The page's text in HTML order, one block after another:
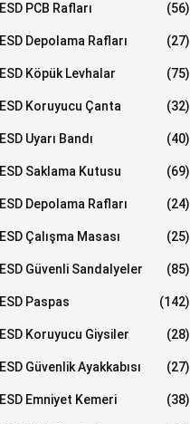
ESD PCB Rafları (56)
ESD Depolama Rafları (27)
ESD Köpük Levhalar (75)
ESD Koruyucu Çanta (32)
ESD Uyarı Bandı (40)
ESD Saklama Kutusu (69)
ESD Depolama Rafları (24)
ESD Çalışma Masası (25)
ESD Güvenli Sandalyeler (85)
ESD Paspas (142)
ESD Koruyucu Giysiler (28)
ESD Güvenlik Ayakkabısı (27)
ESD Emniyet Kemeri (38)